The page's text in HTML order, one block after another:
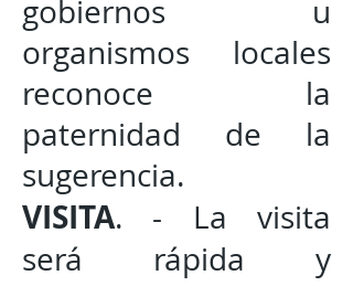
gobiernos u
organismos locales
reconoce la
paternidad de la
sugerencia.
VISITA. - La visita
será rápida y